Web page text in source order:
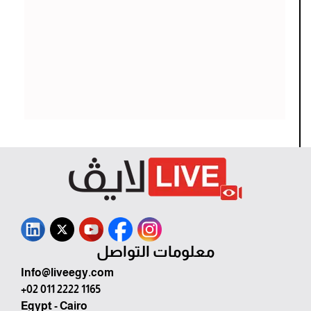
معلومات التواصل
Info@liveegy.com
+02 011 2222 1165
Egypt - Cairo